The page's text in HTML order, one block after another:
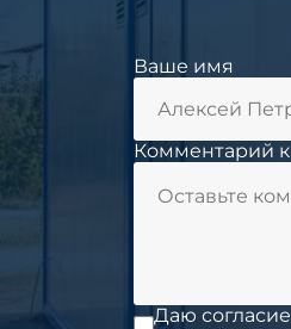
Ваше имя
Комментарий к
Даю